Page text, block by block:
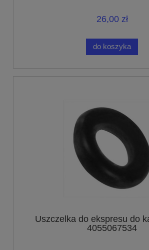
26,00 zł
do koszyka
Uszczelka do ekspresu do
4055067534